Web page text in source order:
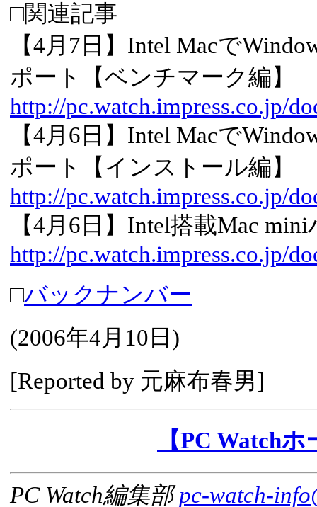
□関連記事
【4月7日】Intel Macで
ポート【ベンチマーク編】
http://pc.watch.impress.co.jp/
【4月6日】Intel Macで
ポート【インストール編】
http://pc.watch.impress.co.jp/
【4月6日】Intel搭載Mac
http://pc.watch.impress.co.jp/
□バックナンバー
(2006年4月10日 )
[Reported by 元麻布春男]
【PC Watch
PC Watch編集部pc-watch-